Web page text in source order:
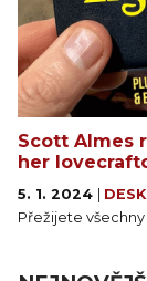
Scott Almes
her
5. 1. 2024
Přežijete